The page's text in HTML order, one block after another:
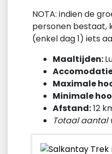
NOTA: indien de
personen bestaat,
(enkel dag 1) iets
Maaltijden:
Maximale
Minimale
Afstand:12
Totaal aantal